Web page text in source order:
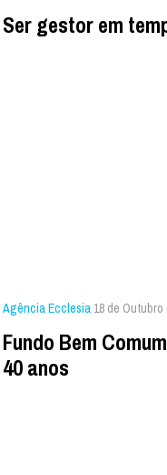
Ser gestor em
Agência Ecclesia 18 de
Fundo Bem
40 anos